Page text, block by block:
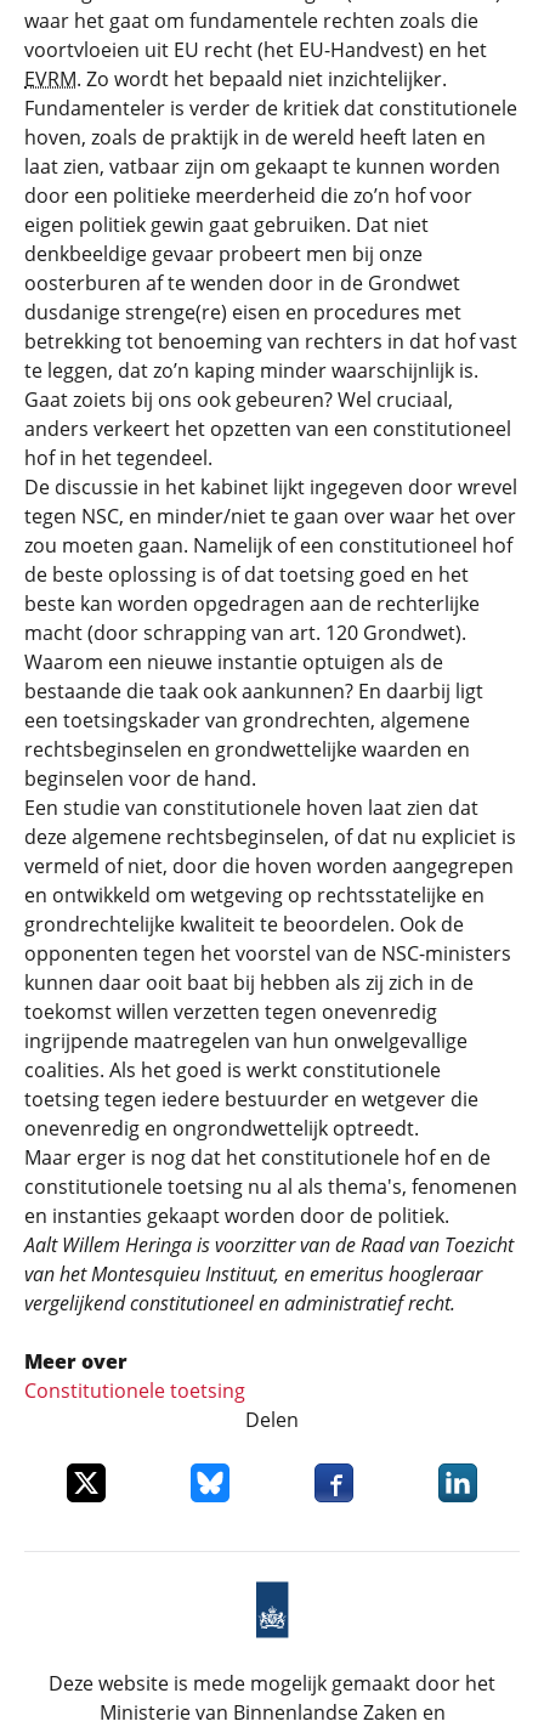
waar het gaat om fundamentele rechten zoals die
voortvloeien uit EU recht (het EU-Handvest) en het
EVRM. Zo wordt het bepaald niet inzichtelijker.
Fundamenteler is verder de kritiek dat constitutionele
hoven, zoals de praktijk in de wereld heeft laten en
laat zien, vatbaar zijn om gekaapt te kunnen worden
door een politieke meerderheid die zo’n hof voor
eigen politiek gewin gaat gebruiken. Dat niet
denkbeeldige gevaar probeert men bij onze
oosterburen af te wenden door in de Grondwet
dusdanige strenge(re) eisen en procedures met
betrekking tot benoeming van rechters in dat hof vast
te leggen, dat zo’n kaping minder waarschijnlijk is.
Gaat zoiets bij ons ook gebeuren? Wel cruciaal,
anders verkeert het opzetten van een constitutioneel
hof in het tegendeel.
De discussie in het kabinet lijkt ingegeven door wrevel
tegen NSC, en minder/niet te gaan over waar het over
zou moeten gaan. Namelijk of een constitutioneel hof
de beste oplossing is of dat toetsing goed en het
beste kan worden opgedragen aan de rechterlijke
macht (door schrapping van art. 120 Grondwet).
Waarom een nieuwe instantie optuigen als de
bestaande die taak ook aankunnen? En daarbij ligt
een toetsingskader van grondrechten, algemene
rechtsbeginselen en grondwettelijke waarden en
beginselen voor de hand.
Een studie van constitutionele hoven laat zien dat
deze algemene rechtsbeginselen, of dat nu expliciet is
vermeld of niet, door die hoven worden aangegrepen
en ontwikkeld om wetgeving op rechtsstatelijke en
grondrechtelijke kwaliteit te beoordelen. Ook de
opponenten tegen het voorstel van de NSC-ministers
kunnen daar ooit baat bij hebben als zij zich in de
toekomst willen verzetten tegen onevenredig
ingrijpende maatregelen van hun onwelgevallige
coalities. Als het goed is werkt constitutionele
toetsing tegen iedere bestuurder en wetgever die
onevenredig en ongrondwettelijk optreedt.
Maar erger is nog dat het constitutionele hof en de
constitutionele toetsing nu al als thema's, fenomenen
en instanties gekaapt worden door de politiek.
Aalt Willem Heringa is voorzitter van deRaad van Toezicht
van hetMontesquieu Instituut, en emeritus hoogleraar
vergelijkend constitutioneel en administratief recht.
Meer over
Constitutionele toetsing
Delen
Deel dit item op XDeel dit item op Bluesky
Deel dit item opDeel dit
Deze website is mede mogelijk gemaakt door het
Ministerie van Binnenlandse Zaken en